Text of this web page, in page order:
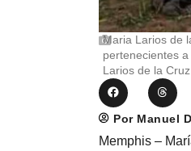
Maria Larios de
pertenecientes
Larios de la
Por Manuel
Memphis –